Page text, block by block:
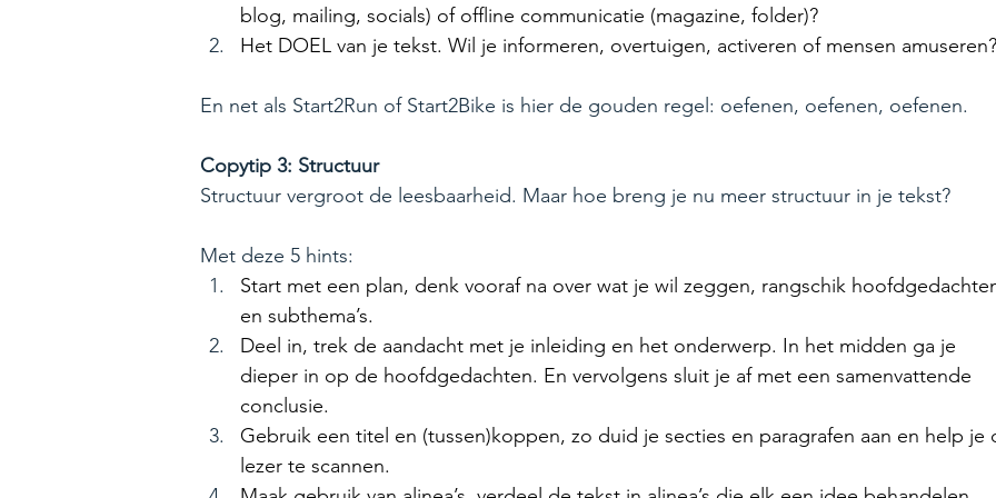
blog, mailing, socials) of offline communicatie (magazine, folder)?
Het DOEL van je tekst. Wil je informeren, overtuigen, activeren of mensen amuseren?
En net als Start2Run of Start2Bike is hier de gouden regel: oefenen, oefenen, oefenen.
Copytip 3: Structuur
Structuur vergroot de leesbaarheid. Maar hoe breng je nu meer structuur in je tekst?
Met deze 5 hints:
Start met een plan, denk vooraf na over wat je wil zeggen, rangschik
en subthema’s.
Deel in, trek de aandacht met je inleiding en het onderwerp. In het midden ga je
dieper in op de hoofdgedachten. En vervolgens sluit je af met een samenvattende
conclusie.
Gebruik een titel en (tussen)koppen, zo duid je secties en paragrafen aan en help je
lezer te scannen.